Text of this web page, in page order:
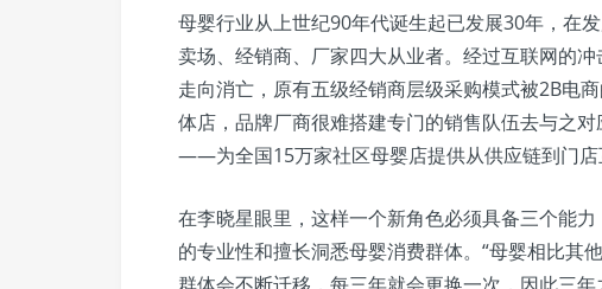
母婴行业从上世纪90年代诞生起已发展30年，在
卖场、经销商、厂家四大从业者。经过互联网的
走向消亡，原有五级经销商层级采购模式被2B电
体店，品牌厂商很难搭建专门的销售队伍去与之
——为全国15万家社区母婴店提供从供应链到门店
在李晓星眼里，这样一个新角色必须具备三个能
的专业性和擅长洞悉母婴消费群体。“母婴相比其